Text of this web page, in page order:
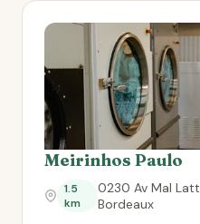
Meirinhos Paulo
1.5
km
0230 Av Mal
Bordeaux